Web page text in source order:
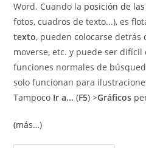
Word. Cuando la posición de
fotos, cuadros de texto...), es
texto, pueden colocarse detrás
moverse, etc. y puede ser difícil
funciones normales de
solo funcionan para
Tampoco Ir a...(F5) >Gráficos
(más…)